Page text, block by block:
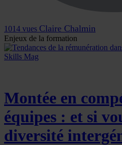
1014 vues Claire Chalmin
Enjeux de la formation
Montée en
équipes : et si
diversité